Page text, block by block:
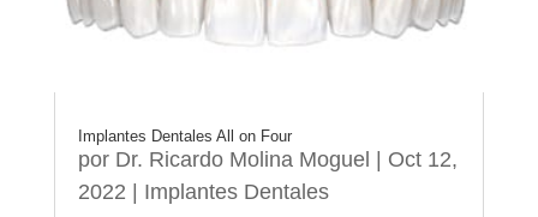
Implantes Dentales All on Four
por Dr. Ricardo Molina Moguel | Oct 12,
2022 | Implantes Dentales